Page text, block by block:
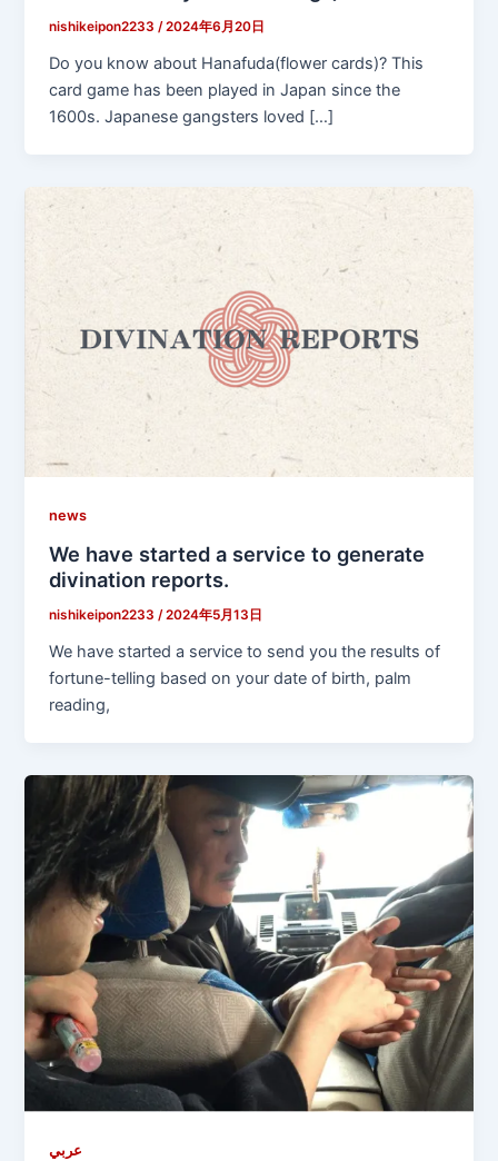
nishikeipon2233/2024年6月20日
Do you know about Hanafuda(flower cards)? This
card game has been played in Japan since the
1600s. Japanese gangsters loved […]
news
We have started a service to generate
divination reports.
nishikeipon2233/2024年5月13日
We have started a service to send you the results of
fortune-telling based on your date of birth, palm
reading,
عربي